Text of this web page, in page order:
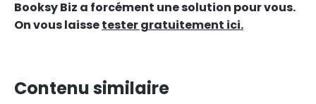
Booksy Biz a forcément une solution pour vous.
On vous laissetester gratuitement ici.
Contenu similaire